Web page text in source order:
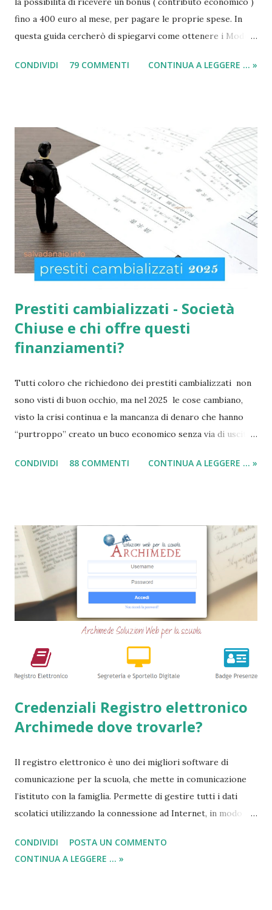
fino a 400 euro al mese, per pagare le proprie spese. In
questa guida cercherò di spiegarvi come ottenere i Moduli
(per il sussidio di 400 euro al mese per nucleo familiare),
con più di 65 anni d'età e minori fino a 3 anni di età. Infatti
come indicato per quest’ultimi è necessario fare domanda
per la social card acquisti straordinaria ). Per chi non lo
sapesse, tutto è gestito e determinato in base alle norme
imposte con la nuova legge di aiuto e sostegno per le
famiglie italiane. Ricordo che le domande potranno essere
presentate da tutti i cittadini italiani, cittadini comunitari e
anche extracom...
CONDIVIDI 79 COMMENTI CONTINUA A LEGGERE ... »
Prestiti cambializzati - Società
Chiuse e chi offre questi
finanziamenti?
Tutti coloro che richiedono dei prestiti cambializzati non
sono visti di buon occhio, ma nel 2025 le cose cambiano,
visto la crisi continua e la mancanza di denaro che hanno
“purtroppo” creato un buco economico senza via di uscita
ancora da varie compagnie in Italia. Nella seguente guida,
altrettante hanno deciso di non concedere più queste
tipologie di prestiti a cambiali. Comunque sia, ancora oggi
esiste qualche possibilità, (fortunatamente per molti
cittadini) di accedere a questi prodotti. Ecco perchè
abbiamo deciso di creare questa guida dettagliata. Nel
frattempo, se volete potete anche consultare le seguenti
guide => Come accedere a prestiti dopo essere stati
segnalati al Crif - Prest...
CONDIVIDI 88 COMMENTI CONTINUA A LEGGERE ... »
Credenziali Registro elettronico
Archimede dove trovarle?
Il registro elettronico è uno dei migliori software di
comunicazione per la scuola, che mette in comunicazione
l’istituto con la famiglia. Permette di gestire tutti i dati
scolatici utilizzando la connessione ad Internet, in modo
monitorato qualsiasi tipo di svolgimento che avviene a
scuola. In questa breve descrizione, dove tra poco
CONDIVIDI
POSTA UN COMMENTO
CONTINUA A LEGGERE ... »